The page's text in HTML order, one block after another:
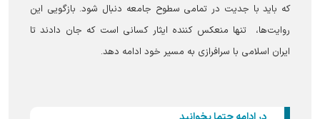
که باید با جدیت در تمامی سطوح جامعه دنبال شود. بازگویی این
روایت‌ها، تنها منعکس کننده ایثار کسانی است که جان دادند تا
ایران اسلامی با سرافرازی به مسیر خود ادامه دهد.